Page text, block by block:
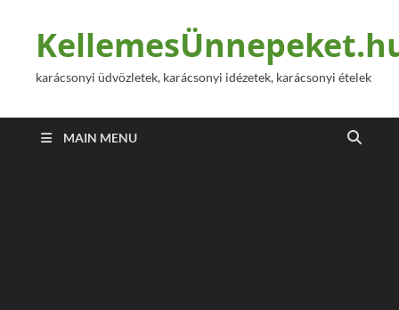
karácsonyi üdvözletek, karácsonyi idézetek, karácsonyi ételek
MAIN MENU